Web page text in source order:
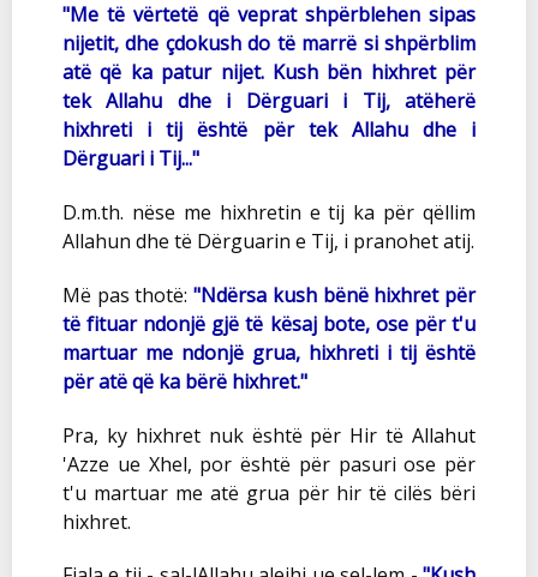
"Me të vërtetë që veprat shpërblehen sipas
nijetit, dhe çdokush do të marrë si shpërblim
atë që ka patur nijet. Kush bën hixhret për
tek Allahu dhe i Dërguari i Tij, atëherë
hixhreti i tij është për tek Allahu dhe i
Dërguari i Tij..."
D.m.th. nëse me hixhretin e tij ka për qëllim
Allahun dhe të Dërguarin e Tij, i pranohet atij.
Më pas thotë:"Ndërsa kush bënë hixhret për
të fituar ndonjë gjë të kësaj bote, ose për t'u
martuar me ndonjë grua, hixhreti i tij është
për atë që ka bërë hixhret."
Pra, ky hixhret nuk është për Hir të Allahut
'Azze ue Xhel, por është për pasuri ose për
t'u martuar me atë grua për hir të cilës bëri
hixhret.